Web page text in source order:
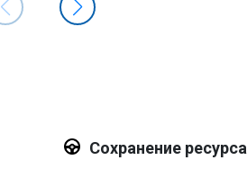
Сохранение ресурса